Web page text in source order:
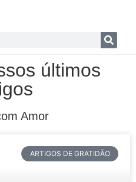
últimos
Amor
ARTIGOS DE GRATIDÃO